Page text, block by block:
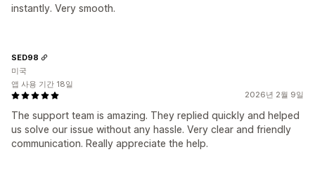
instantly. Very smooth.
2026년 2월 9일
The support team is amazing. They replied quickly and helped
us solve our issue without any hassle. Very clear and friendly
communication. Really appreciate the help.
SED98
미국
앱 사용 기간 18일